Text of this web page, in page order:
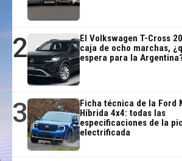
2
El Volkswagen T-Cross
caja de ocho marchas,
espera para la
3
Ficha técnica de la Ford
Híbrida 4x4: todas las
especificaciones de la
electrificada